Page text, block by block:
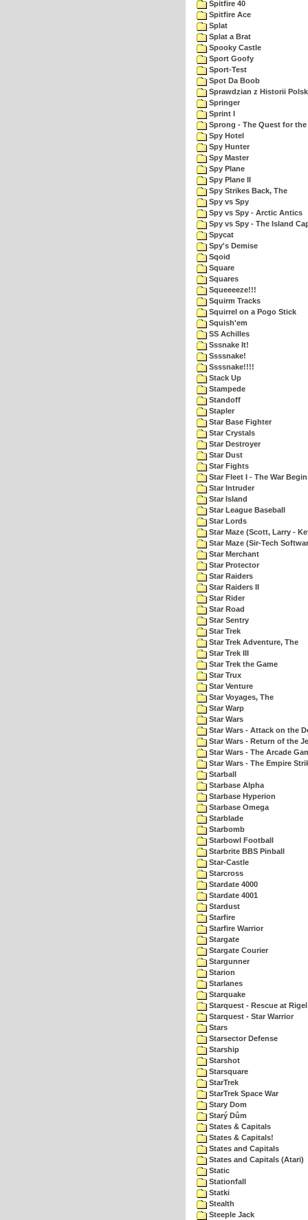
Spitfire 40
Spitfire Ace
Splat
Splat a Brat
Spooky Castle
Sport Goofy
Sport-Test
Spot Da Boob
Sprawdzian z Historii
Springer
Sprint I
Sprong - The Quest for
Spy Hotel
Spy Hunter
Spy Master
Spy Plane
Spy Plane II
Spy Strikes Back, The
Spy vs Spy
Spy vs Spy - Arctic Antics
Spy vs Spy - The Island
Spycat
Spy's Demise
Sqoid
Square
Squares
Squeeeeze!!!
Squirm Tracks
Squirrel on a Pogo Stick
Squish'em
SS Achilles
Sssnake It!
Ssssnake!
Ssssnake!!!!
Stack Up
Stampede
Standoff
Stapler
Star Base Fighter
Star Crystals
Star Destroyer
Star Dust
Star Fights
Star Fleet I - The War
Star Intruder
Star Island
Star League Baseball
Star Lords
Star Maze (Scott, Larry -
Star Maze (Sir-Tech
Star Merchant
Star Protector
Star Raiders
Star Raiders II
Star Rider
Star Road
Star Sentry
Star Trek
Star Trek Adventure, The
Star Trek III
Star Trek the Game
Star Trux
Star Venture
Star Voyages, The
Star Warp
Star Wars
Star Wars - Attack on the
Star Wars - Return of the
Star Wars - The Arcade
Star Wars - The Empire
Starball
Starbase Alpha
Starbase Hyperion
Starbase Omega
Starblade
Starbomb
Starbowl Football
Starbrite BBS Pinball
Star-Castle
Starcross
Stardate 4000
Stardate 4001
Stardust
Starfire
Starfire Warrior
Stargate
Stargate Courier
Stargunner
Starion
Starlanes
Starquake
Starquest - Rescue at Rigel
Starquest - Star Warrior
Stars
Starsector Defense
Starship
Starshot
Starsquare
StarTrek
StarTrek Space War
Stary Dom
Starý Dům
States & Capitals
States & Capitals!
States and Capitals
States and Capitals (Atari)
Static
Stationfall
Statki
Stealth
Steeple Jack